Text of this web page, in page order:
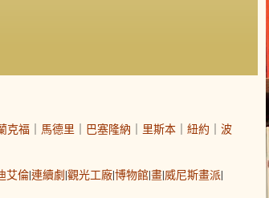
克福 ｜ 馬德里 ｜ 巴塞隆納 ｜ 里斯本 ｜ 紐約 ｜ 波
艾倫|連續劇|觀光工廠|博物館|畫|威尼斯畫派|